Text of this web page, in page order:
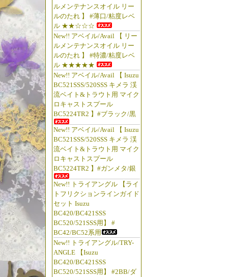
ルメンテナンスオイル リー
ルのたれ 】 #薄口/粘度レベ
ル ★★☆☆☆
New!! アベイル/Avail 【 リー
ルメンテナンスオイル リー
ルのたれ 】 #特濃/粘度レベ
ル ★★★★★
New!! アベイル/Avail 【 Isuzu
BC521SSS/520SSS キメラ 渓
流ベイト&トラウト用 マイク
ロキャストスプール
BC5224TR2 】#ブラック/黒
New!! アベイル/Avail 【 Isuzu
BC521SSS/520SSS キメラ 渓
流ベイト&トラウト用 マイク
ロキャストスプール
BC5224TR2 】#ガンメタ/銀
New!! トライアングル 【ライ
トフリクションラインガイド
セット Isuzu
BC420/BC421SSS
BC520/521SSS用】 #
BC42/BC52系用
New!! トライアングル/TRY-
ANGLE 【Isuzu
BC420/BC421SSS
BC520/521SSS用】 #2BB/ダ